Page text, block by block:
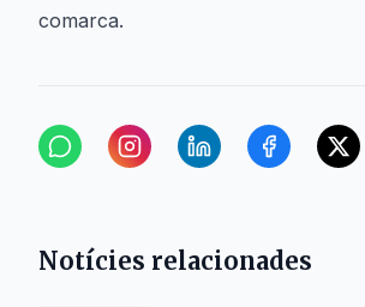
comarca.
Notícies relacionades